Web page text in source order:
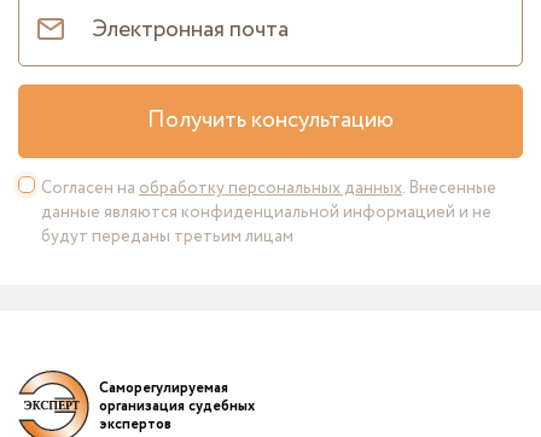
Получить консультацию
Согласен на обработку персональных данных. Внесенные
данные являются конфиденциальной информацией и не
будут переданы третьим лицам
Саморегулируемая
организация судебных
экспертов